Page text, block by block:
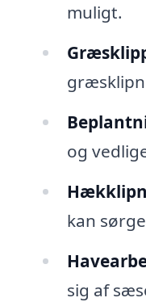
muligt.
og
kan
sig af